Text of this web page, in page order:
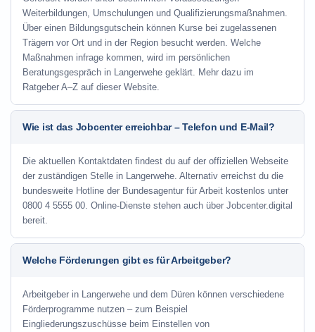
Weiterbildungen, Umschulungen und Qualifizierungsmaßnahmen.
Über einen Bildungsgutschein können Kurse bei zugelassenen
Trägern vor Ort und in der Region besucht werden. Welche
Maßnahmen infrage kommen, wird im persönlichen
Beratungsgespräch in Langerwehe geklärt. Mehr dazu im
Ratgeber A–Z auf dieser Website.
Wie ist das Jobcenter erreichbar – Telefon und E-Mail?
Die aktuellen Kontaktdaten findest du auf der offiziellen Webseite
der zuständigen Stelle in Langerwehe. Alternativ erreichst du die
bundesweite Hotline der Bundesagentur für Arbeit kostenlos unter
0800 4 5555 00. Online-Dienste stehen auch über Jobcenter.digital
bereit.
Welche Förderungen gibt es für Arbeitgeber?
Arbeitgeber in Langerwehe und dem Düren können verschiedene
Förderprogramme nutzen – zum Beispiel
Eingliederungszuschüsse beim Einstellen von